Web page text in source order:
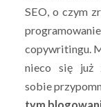
SEO, o czym
copywritingu.
nieco się już
sobie
tym